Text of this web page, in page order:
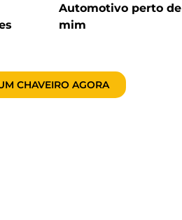
Automotivo perto de
mim
CHAVEIRO AGORA